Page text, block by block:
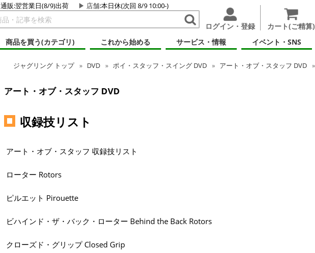
通販:翌営業日(8/9)出荷 店舗:本日休(次回 8/9 10:00-)
ログイン・登録 カート(ご精算)
商品を買う(カテゴリ)
これから始める サービス・情報 イベント・SNS
ジャグリング トップ DVD ポイ・スタッフ・スイング DVD アート・オブ・スタッフ DVD
アート・オブ・スタッフ DVD
収録技リスト
アート・オブ・スタッフ 収録技リスト
ローター Rotors
ピルエット Pirouette
ビハインド・ザ・バック・ローター Behind the Back Rotors
クローズド・グリップ Closed Grip